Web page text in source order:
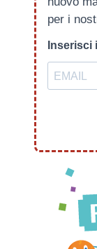
per i
Inserisci